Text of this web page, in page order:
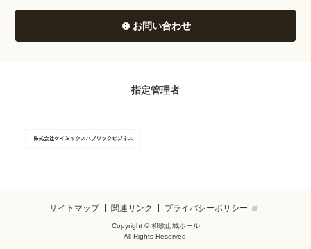
お問い合わせ
指定管理者
サイトマップ 関連リンク プライバシーポリシー
Copyright © 和歌山城ホール
All Rights Reserved.